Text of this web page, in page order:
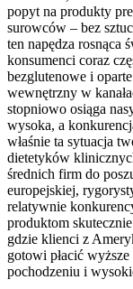
popyt na produkty
surowców – bez
ten napędza rosnąca
konsumenci coraz
bezglutenowe i
wewnętrzny w
stopniowo osiąga
wysoka, a
właśnie ta sytuacja
dietetyków
średnich firm do
europejskiej,
relatywnie
produktom
gdzie klienci z
gotowi płacić
pochodzeniu i